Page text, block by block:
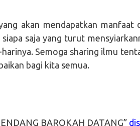
akan mendapatkan manfaat
saja yang turut
Semoga sharing ilmu
bagi kita semua.
BAROKAH DATANG”